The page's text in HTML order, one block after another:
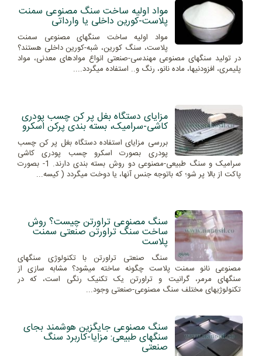
مواد اولیه ساخت سنگ مصنوعی سمنت
پلاست-کورین داخلی یا وارداتی
مواد اولیه ساخت سنگهای مصنوعی سمنت
پلاست، سنگ کورین، شبه-کورین داخلی هستند؟
در تولید سنگهای مصنوعی مهندسی-صنعتی انواع موادهای معدنی، مواد
پلیمری، افزودنیها، ماده نانو، رنگ و.. استفاده میگردد....
مزایای دستگاه بغل پر کن چسب پودری
کاشی-سرامیک، بسته بندی پرکن اسکرو
بررسی مزایای استفاده دستگاه بغل پر کن چسب
پودری بصورت اسکرو چسب پودری کاشی
سرامیک و سنگ طبیعی-مصنوعی دو روش بسته بندی دارند. 1- بصورت
پاکت از بالا پر شو؛ که باتوجه جنس آنها، یا دوخت میگردد ( کیسه...
سنگ مصنوعی تراورتن چیست؟ روش
ساخت سنگ تراورتن صنعتی سمنت
پلاست
سنگ صنعتی تراورتن با تکنولوژی سنگهای
مصنوعی نانو سمنت پلاست چگونه ساخته میشود؟ مشابه سازی از
سنگهای مرمر، گرانیت و تراورتن یک تکنیک رنگی است، که در
تکنولوژیهای مختلف سنگ مصنوعی-صنعتی وجود...
سنگ مصنوعی جایگزین هوشمند بجای
سنگهای طبیعی: مزایا-کاربرد سنگ
صنعتی